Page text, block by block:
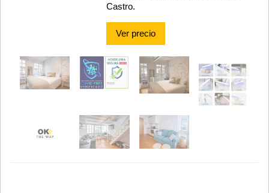
Castro.
Ver precio